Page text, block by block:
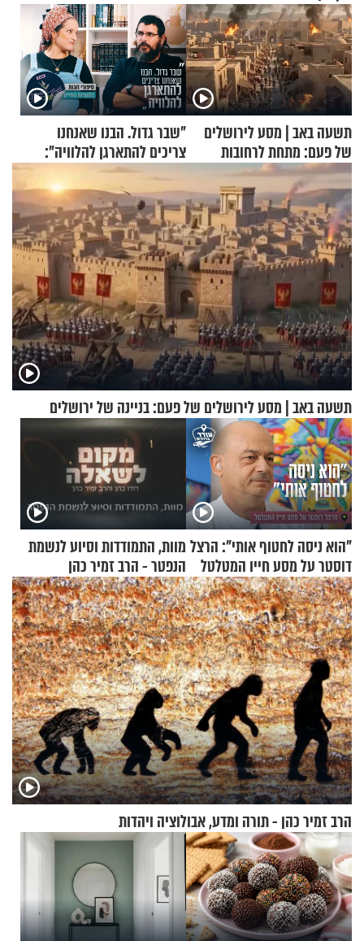
תשעה באב | מסע לירושלים
של פעם: מתחת לרחובות
ירושלים
"שבר גדול. הבנו שאנחנו
צריכים להתארגן להלוויה":
זוגיות במבחן, הפעם עם מרים
וגד דנינו
תשעה באב | מסע לירושלים של פעם: בניינה של ירושלים
"הוא ניסה לחטוף אותי": הרצל
דוסטר על מסע חייו המטלטל
מוות, התמודדות וסיוע לנשמת
הנפטר - הרב זמיר כהן
הרב זמיר כהן - תורה ומדע, אבולוציה ויהדות